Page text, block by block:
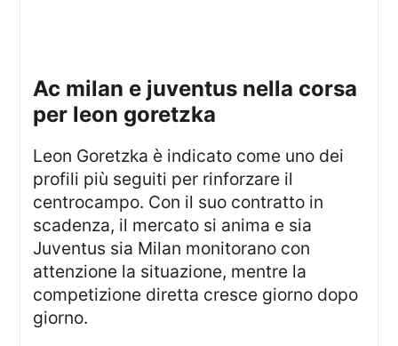
ac milan e juventus nella corsa
per leon goretzka
Leon Goretzka è indicato come uno dei
profili più seguiti per rinforzare il
centrocampo. Con il suo contratto in
scadenza, il mercato si anima e sia
Juventus sia Milan monitorano con
attenzione la situazione, mentre la
competizione diretta cresce giorno dopo
giorno.